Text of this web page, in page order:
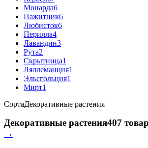
Монарда6
Пажитник6
Любисток6
Перилла4
Лавандин3
Рута2
Скрытница1
Ляллеманция1
Эльсгольция1
Мирт1
СортаДекоративные растения
Декоративные растения407
→